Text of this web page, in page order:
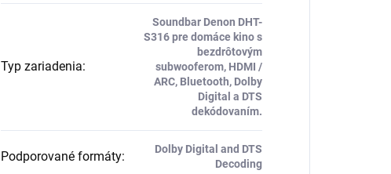
Typ zariadenia:
Soundbar Denon DHT-
S316 pre domáce kino s
bezdrôtovým
subwooferom, HDMI /
ARC, Bluetooth, Dolby
Digital a DTS
dekódovaním.
Podporované formáty:
Dolby Digital and DTS
Decoding